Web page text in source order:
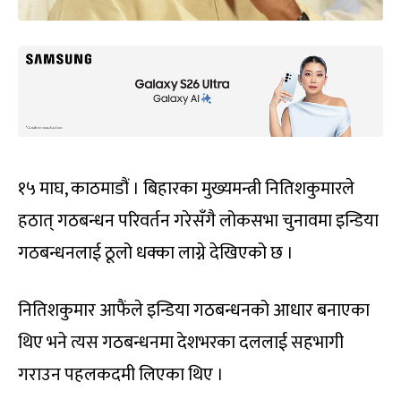
१५ माघ, काठमाडौं । बिहारका मुख्यमन्त्री नितिशकुमारले
हठात् गठबन्धन परिवर्तन गरेसँगै लोकसभा चुनावमा इन्डिया
गठबन्धनलाई ठूलो धक्का लाग्ने देखिएको छ ।
नितिशकुमार आफैंले इन्डिया गठबन्धनको आधार बनाएका
थिए भने त्यस गठबन्धनमा देशभरका दललाई सहभागी
गराउन पहलकदमी लिएका थिए ।